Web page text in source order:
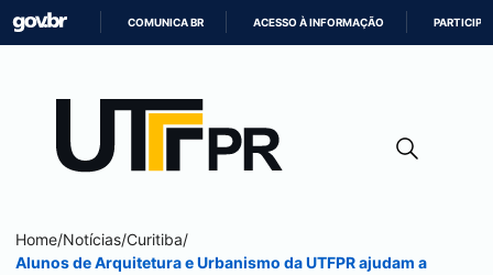
CONTEÚDO
COMUNICA BR ACESSO À INFORMAÇÃO PARTICIPE
Home/Notícias/Curitiba/
Alunos de Arquitetura e Urbanismo da UTFPR ajudam a